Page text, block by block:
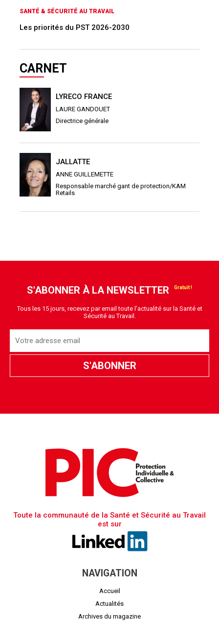
SANTÉ & SÉCURITÉ AU TRAVAIL
Les priorités du PST 2026-2030
CARNET
LYRECO FRANCE
LAURE GANDOUET
Directrice générale
JALLATTE
ANNE GUILLEMETTE
Responsable marché gant de protection/KAM
Retails
S'ABONNER À LA NEWSLETTER
Tous les 15 jours, recevez par email toute l'actualité sur la Santé et
Sécurité au Travail.
Toute la communauté de la Santé et Sécurité au Travail
est sur
NAVIGATION
Accueil
Actualités
Archives du magazine